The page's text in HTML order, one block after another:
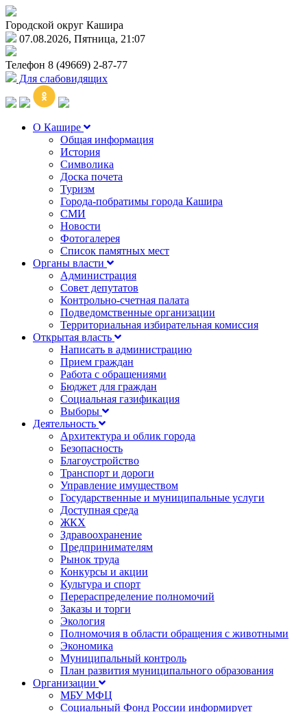
Городской округ Кашира
07.08.2026, Пятница, 21:07
Телефон 8 (49669) 2-87-77
Для слабовидящих
О Кашире
Общая информация
История
Символика
Доска почета
Туризм
Города-побратимы города Кашира
СМИ
Новости
Фотогалерея
Список памятных мест
Органы власти
Администрация
Совет депутатов
Контрольно-счетная палата
Подведомственные организации
Территориальная избирательная комиссия
Открытая власть
Написать в администрацию
Прием граждан
Работа с обращениями
Бюджет для граждан
Социальная газификация
Выборы
Деятельность
Архитектура и облик города
Безопасность
Благоустройство
Транспорт и дороги
Управление имуществом
Государственные и муниципальные услуги
Доступная среда
ЖКХ
Здравоохранение
Предпринимателям
Рынок труда
Конкурсы и акции
Культура и спорт
Перераспределение полномочий
Заказы и торги
Экология
Полномочия в области обращения с животными
Экономика
Муниципальный контроль
План развития муниципального образования
Организации
МБУ МФЦ
Социальный Фонд России информирует